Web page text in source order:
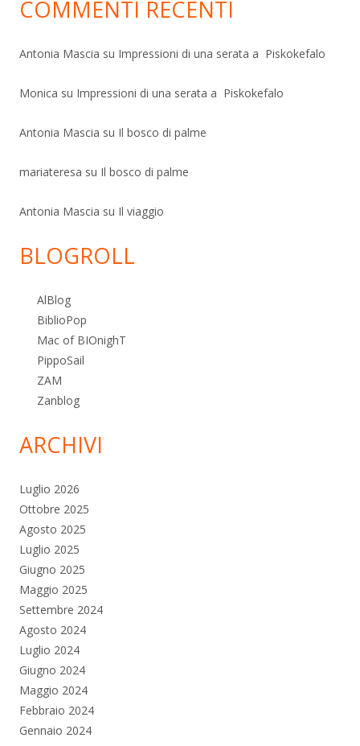
COMMENTI RECENTI
Antonia Mascia su Impressioni di una serata a Piskokefalo
Monica su Impressioni di una serata a Piskokefalo
Antonia Mascia su Il bosco di palme
mariateresa su Il bosco di palme
Antonia Mascia su Il viaggio
BLOGROLL
AlBlog
BiblioPop
Mac of BIOnighT
PippoSail
ZAM
Zanblog
ARCHIVI
Luglio 2026
Ottobre 2025
Agosto 2025
Luglio 2025
Giugno 2025
Maggio 2025
Settembre 2024
Agosto 2024
Luglio 2024
Giugno 2024
Maggio 2024
Febbraio 2024
Gennaio 2024